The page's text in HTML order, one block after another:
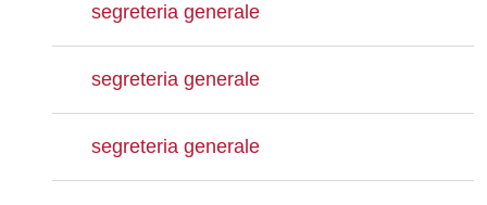
segreteria generale
segreteria generale
segreteria generale